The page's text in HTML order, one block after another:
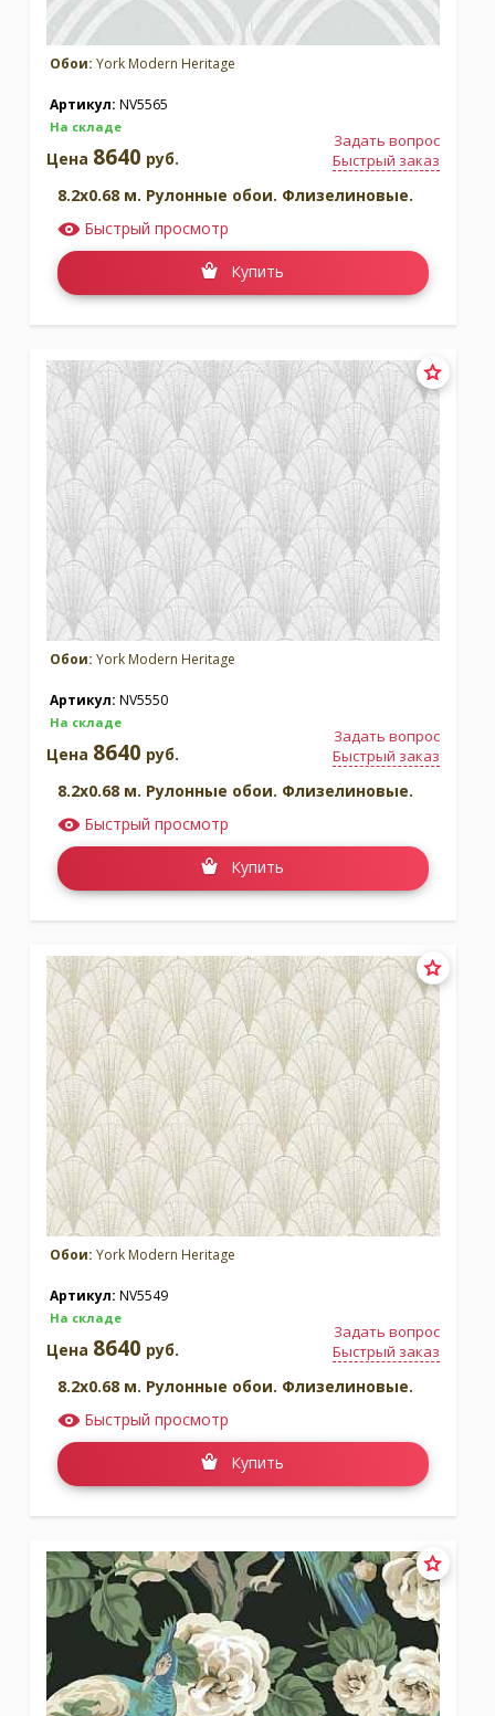
Обои: York Modern Heritage
Артикул: NV5565
На складе
Задать вопрос
Быстрый заказ
Цена 8640 руб.
8.2x0.68 м. Рулонные обои. Флизелиновые.
Быстрый просмотр
Купить
Обои: York Modern Heritage
Артикул: NV5550
На складе
Задать вопрос
Быстрый заказ
Цена 8640 руб.
8.2x0.68 м. Рулонные обои. Флизелиновые.
Быстрый просмотр
Купить
Обои: York Modern Heritage
Артикул: NV5549
На складе
Задать вопрос
Быстрый заказ
Цена 8640 руб.
8.2x0.68 м. Рулонные обои. Флизелиновые.
Быстрый просмотр
Купить